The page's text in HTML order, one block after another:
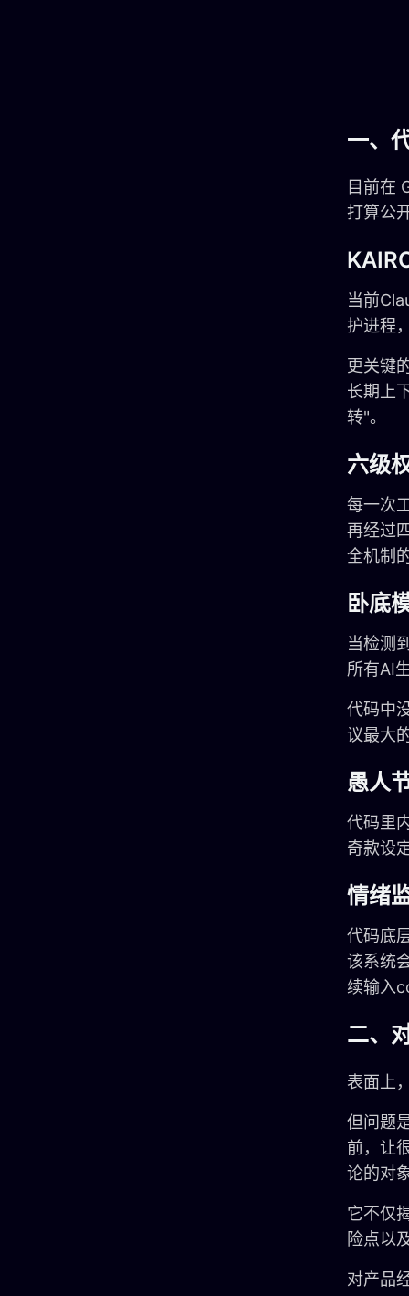
一、
目前在
打算公
当前
护进程
更关键
长期上
转"。
六级
每一次
再经过
全机制
卧底
当检测
所有AI
代码中
议最大
愚人
代码里
奇款设
情绪
代码底
该系统
续输入
二、
表面上
但问题
前，让
论的对
它不仅
险点以
对产品